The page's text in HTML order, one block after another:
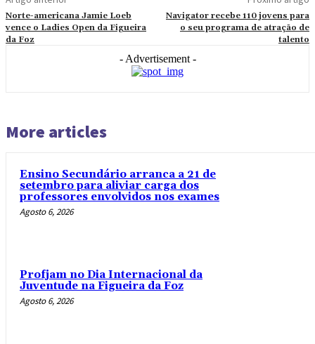
Norte-americana Jamie Loeb
vence o Ladies Open da Figueira
da Foz
Navigator recebe 110 jovens para
o seu programa de atração de
talento
- Advertisement -
More articles
Ensino Secundário arranca a 21 de
setembro para aliviar carga dos
professores envolvidos nos exames
Agosto 6, 2026
Profjam no Dia Internacional da
Juventude na Figueira da Foz
Agosto 6, 2026